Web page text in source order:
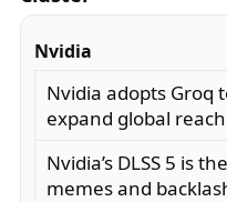
Nvidia
Nvidia adopts Groq
expand global
Nvidia’s DLSS 5 is
memes and